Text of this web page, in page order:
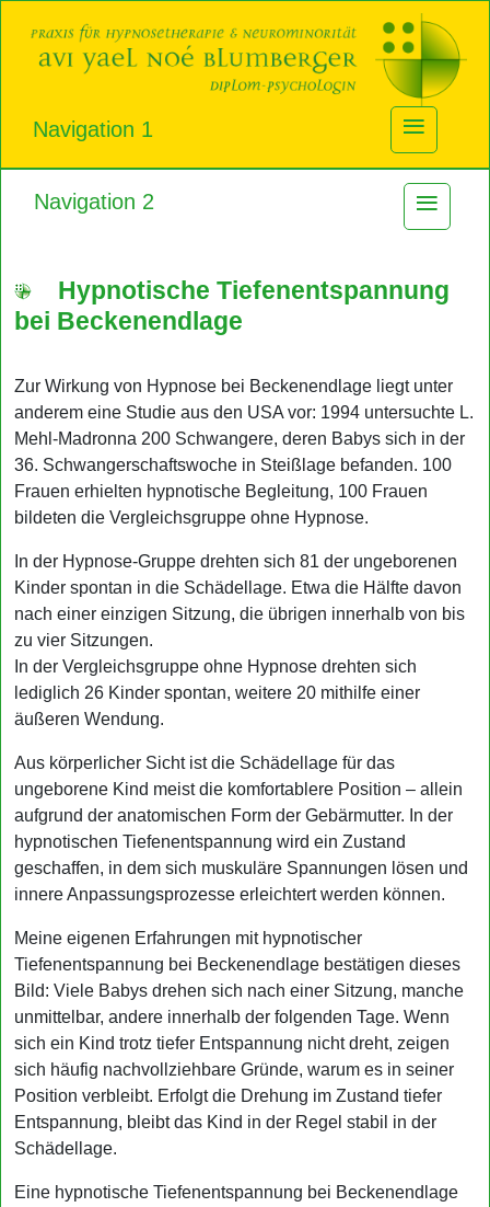
Navigation 1 ≡
Navigation 2 ≡
Hypnotische Tiefenentspannung
bei Beckenendlage
Zur Wirkung von Hypnose bei Beckenendlage liegt unter
anderem eine Studie aus den USA vor: 1994 untersuchte L.
Mehl-Madronna 200 Schwangere, deren Babys sich in der
36. Schwangerschaftswoche in Steißlage befanden. 100
Frauen erhielten hypnotische Begleitung, 100 Frauen
bildeten die Vergleichsgruppe ohne Hypnose.
In der Hypnose-Gruppe drehten sich 81 der ungeborenen
Kinder spontan in die Schädellage. Etwa die Hälfte davon
nach einer einzigen Sitzung, die übrigen innerhalb von bis
zu vier Sitzungen.
In der Vergleichsgruppe ohne Hypnose drehten sich
lediglich 26 Kinder spontan, weitere 20 mithilfe einer
äußeren Wendung.
Aus körperlicher Sicht ist die Schädellage für das
ungeborene Kind meist die komfortablere Position – allein
aufgrund der anatomischen Form der Gebärmutter. In der
hypnotischen Tiefenentspannung wird ein Zustand
geschaffen, in dem sich muskuläre Spannungen lösen und
innere Anpassungsprozesse erleichtert werden können.
Meine eigenen Erfahrungen mit hypnotischer
Tiefenentspannung bei Beckenendlage bestätigen dieses
Bild: Viele Babys drehen sich nach einer Sitzung, manche
unmittelbar, andere innerhalb der folgenden Tage. Wenn
sich ein Kind trotz tiefer Entspannung nicht dreht, zeigen
sich häufig nachvollziehbare Gründe, warum es in seiner
Position verbleibt. Erfolgt die Drehung im Zustand tiefer
Entspannung, bleibt das Kind in der Regel stabil in der
Schädellage.
Eine hypnotische Tiefenentspannung bei Beckenendlage